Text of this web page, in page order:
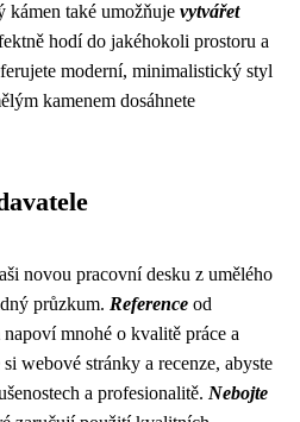
kámen také umožňuje vytvářet
hodí do jakéhokoli prostoru a
moderní, minimalistický styl
kamenem dosáhnete
novou pracovní desku z umělého
průzkum. Reference od
mnohé o kvalitě práce a
webové stránky a recenze, abyste
a profesionalitě. Nebojte